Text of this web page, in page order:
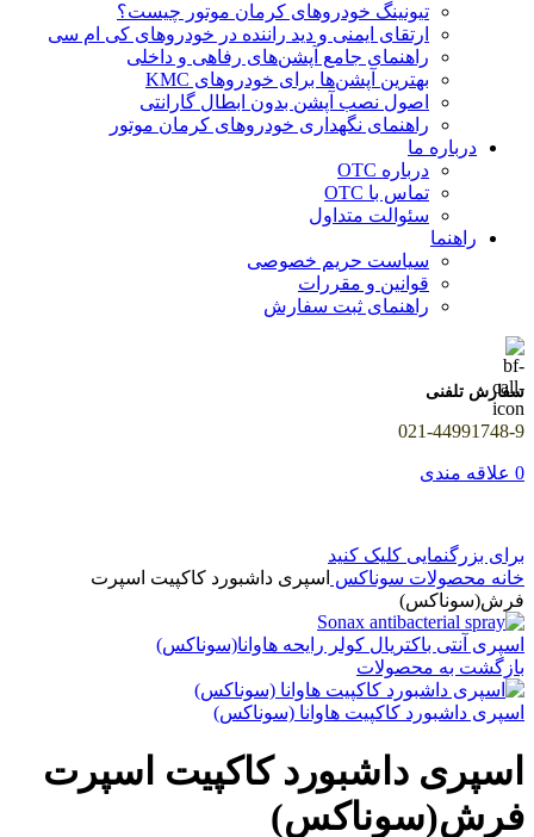
تیونینگ خودروهای کرمان موتور چیست؟
ارتقای ایمنی و دید راننده در خودروهای کی ام سی
راهنمای جامع آپشن‌های رفاهی و داخلی
بهترین آپشن‌ها برای خودروهای KMC
اصول نصب آپشن بدون ابطال گارانتی
راهنمای نگهداری خودروهای کرمان موتور
درباره ما
درباره OTC
تماس با OTC
سئوالت متداول
راهنما
سیاست حریم خصوصی
قوانین و مقررات
راهنمای ثبت سفارش
سفارش تلفنی
021-44991748-9
0 علاقه مندی
برای بزرگنمایی کلیک کنید
خانه محصولات سوناکس اسپری داشبورد کاکپیت اسپرت
فرش(سوناکس)
اسپری آنتی باکتریال کولر رایحه هاوانا(سوناکس)
بازگشت به محصولات
اسپری داشبورد کاکپیت هاوانا (سوناکس)
اسپری داشبورد کاکپیت اسپرت
فرش(سوناکس)